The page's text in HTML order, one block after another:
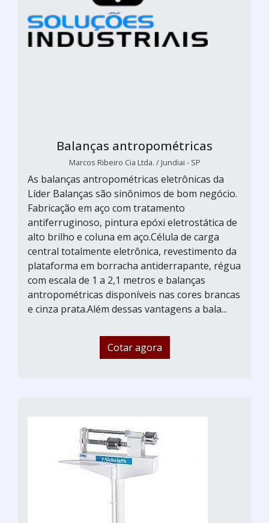
Balanças antropométricas
Marcos Ribeiro Cia Ltda. / Jundiai - SP
As balanças antropométricas eletrônicas da
Líder Balanças são sinônimos de bom negócio.
Fabricação em aço com tratamento
antiferruginoso, pintura epóxi eletrostática de
alto brilho e coluna em aço.Célula de carga
central totalmente eletrônica, revestimento da
plataforma em borracha antiderrapante, régua
com escala de 1 a 2,1 metros e balanças
antropométricas disponíveis nas cores brancas
e cinza prata.Além dessas vantagens a bala...
Cotar agora